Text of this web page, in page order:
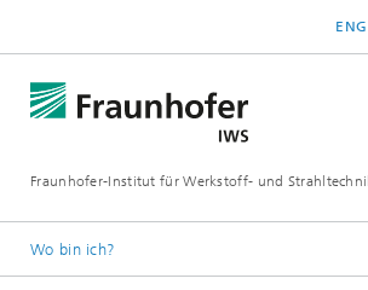
Fraunhofer-Institut für Werkstoff- und
Wo bin ich?